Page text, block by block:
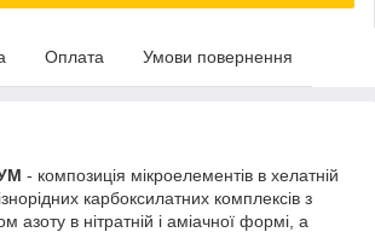
Оплата Умови повернення
- композиція мікроелементів в хелатній
карбоксилатних комплексів з
азоту в нітратній і аміачної формі, а